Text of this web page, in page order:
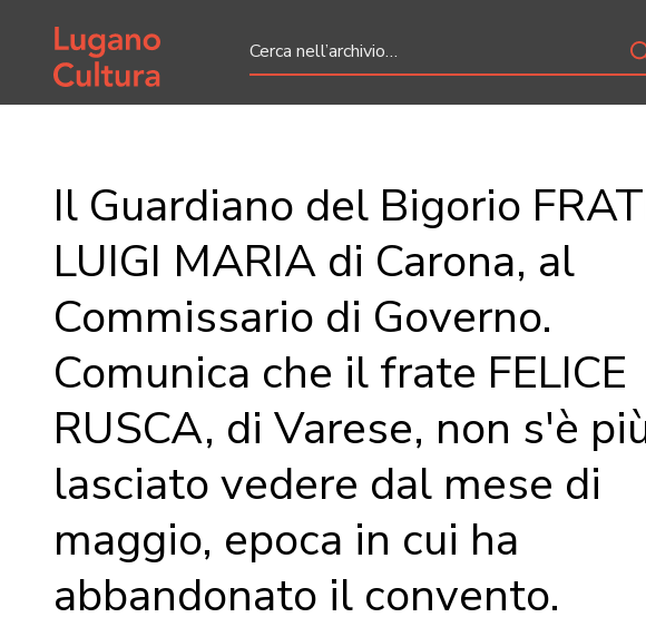
Home page
Il Guardiano del Bigorio
LUIGI MARIA di Carona, al
Commissario di Governo.
Comunica che il frate FELICE
RUSCA, di Varese, non s'è
lasciato vedere dal mese di
maggio, epoca in cui ha
abbandonato il convento.